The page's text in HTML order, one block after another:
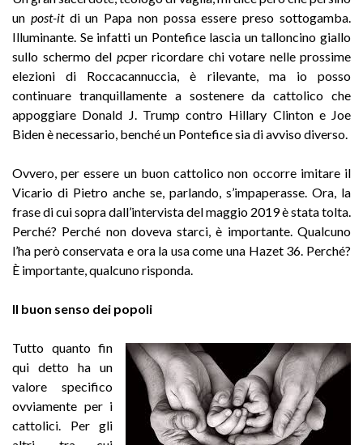
un post-itdi un Papa non possa essere preso sottogamba.
Illuminante. Se infatti un Pontefice lascia un talloncino giallo
sullo schermo del pcper ricordare chi votare nelle prossime
elezioni di Roccacannuccia, è rilevante, ma io posso
continuare tranquillamente a sostenere da cattolico che
appoggiare Donald J. Trump contro Hillary Clinton e Joe
Biden è necessario, benché un Pontefice sia di avviso diverso.
Ovvero, per essere un buon cattolico non occorre imitare il
Vicario di Pietro anche se, parlando, s’impaperasse. Ora, la
frase di cui sopra dall’intervista del maggio 2019 è stata tolta.
Perché? Perché non doveva starci, è importante. Qualcuno
l’ha però conservata e ora la usa come una Hazet 36. Perché?
È importante, qualcuno risponda.
Il buon senso dei popoli
Tutto quanto fin
qui detto ha un
valore specifico
ovviamente per i
cattolici. Per gli